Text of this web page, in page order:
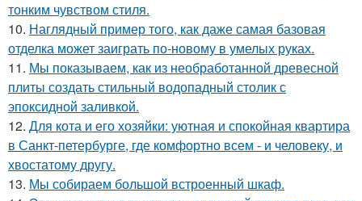
тонким чувством стиля.
10. Наглядный пример того, как даже самая базовая
отделка может заиграть по-новому в умелых руках.
11. Мы показываем, как из необработанной древесной
плиты создать стильный водопадный столик с
эпоксидной заливкой.
12. Для кота и его хозяйки: уютная и спокойная квартира
в Санкт-петербурге, где комфортно всем - и человеку, и
хвостатому другу.
13. Мы собираем большой встроенный шкаф.